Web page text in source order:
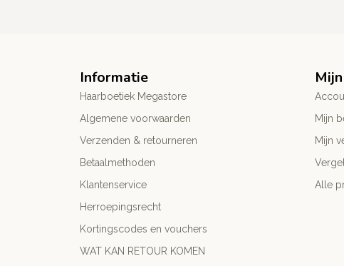
Informatie
Haarboetiek Megastore
Algemene voorwaarden
Verzenden & retourneren
Betaalmethoden
Klantenservice
Herroepingsrecht
Kortingscodes en vouchers
WAT KAN RETOUR KOMEN
Mijn
Mijn
Alle